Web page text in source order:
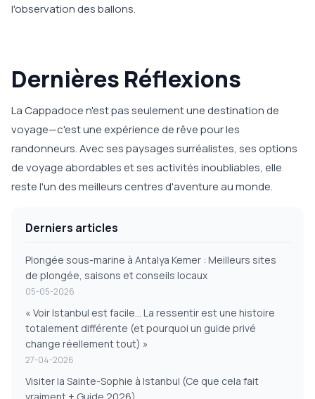
l'observation des ballons.
Dernières Réflexions
La Cappadoce n'est pas seulement une destination de
voyage—c'est une expérience de rêve pour les
randonneurs. Avec ses paysages surréalistes, ses options
de voyage abordables et ses activités inoubliables, elle
reste l'un des meilleurs centres d'aventure au monde.
Derniers articles
Plongée sous-marine à Antalya Kemer : Meilleurs sites
de plongée, saisons et conseils locaux
05-05-2026
« Voir Istanbul est facile... La ressentir est une histoire
totalement différente (et pourquoi un guide privé
change réellement tout) »
27-04-2026
Visiter la Sainte-Sophie à Istanbul (Ce que cela fait